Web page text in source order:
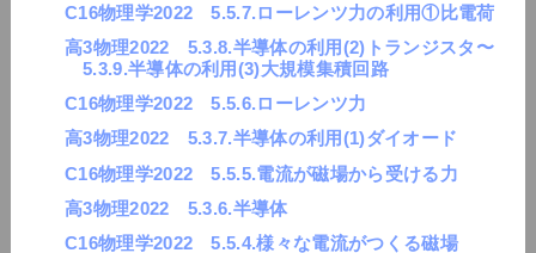
C16物理学2022 5.5.7.ローレンツ力の利用①比電荷
高3物理2022 5.3.8.半導体の利用(2)トランジスタ〜
5.3.9.半導体の利用(3)大規模集積回路
C16物理学2022 5.5.6.ローレンツ力
高3物理2022 5.3.7.半導体の利用(1)ダイオード
C16物理学2022 5.5.5.電流が磁場から受ける力
高3物理2022 5.3.6.半導体
C16物理学2022 5.5.4.様々な電流がつくる磁場